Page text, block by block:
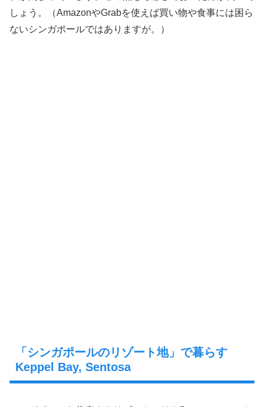
しょう。（AmazonやGrabを使えば買い物や食事には困ら
ないシンガポールではありますが。）
「シンガポールのリゾート地」で暮らす
Keppel Bay, Sentosa